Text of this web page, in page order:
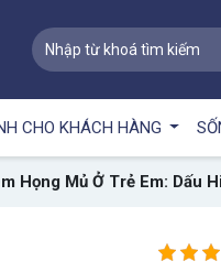
CHO KHÁCH HÀNG
Họng Mủ Ở Trẻ Em: Dấu